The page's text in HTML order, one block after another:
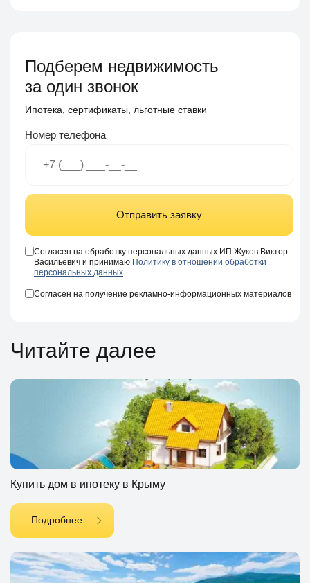
Подберем недвижимость
за один звонок
Ипотека, сертификаты, льготные ставки
Номер телефона
Отправить заявку
Согласен на обработку персональных данных ИП Жуков Виктор
Васильевич и принимаю Политику в отношении обработки
персональных данных
Согласен на получение рекламно-информационных материалов
Читайте далее
Купить дом в ипотеку в Крыму
Подробнее